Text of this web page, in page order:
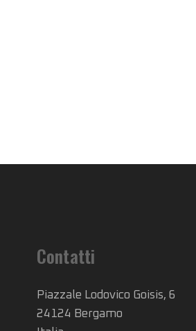
Contatti
Piazzale Lodovico Goisis, 6
24124 Bergamo